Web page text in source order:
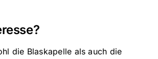
die Blaskapelle als auch die